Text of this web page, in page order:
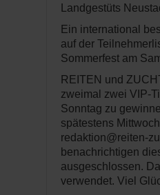
Landgestüts
Ein international
auf der
Sommerfest am
REITEN und
zweimal zwei VIP-
Sonntag zu
spätestens
redaktion@reiten-
benachrichtigen
ausgeschlossen.
verwendet. Viel